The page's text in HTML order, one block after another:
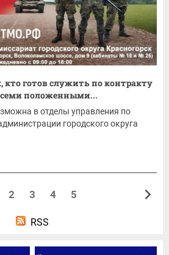
готов служить по контракту
положенными...
в отделы управления по
городского округа
2 3 4 5
RSS